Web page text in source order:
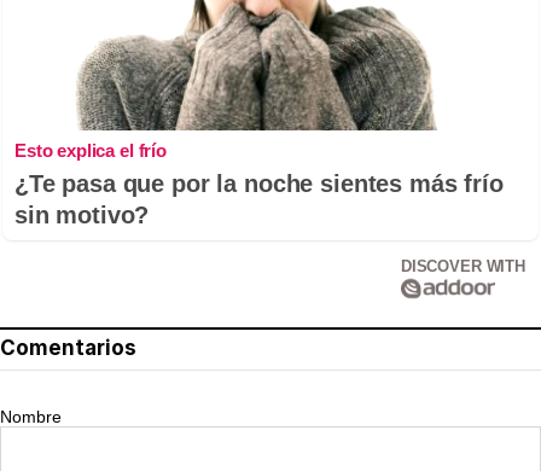
Esto explica el frío
¿Te pasa que por la noche sientes más frío
sin motivo?
DISCOVER WITH
Comentarios
Nombre